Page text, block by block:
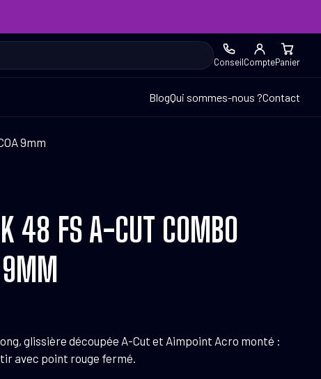
ConseilComptePanier
BlogQui sommes-nous ?Contact
9mm
48 FS A-CUT COMBO
9MM
glissière découpée A-Cut et Aimpoint Acro monté :
avec point rouge fermé.